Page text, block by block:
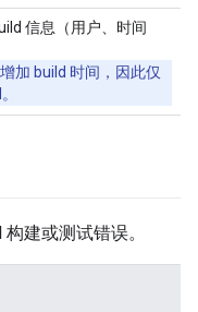
信息（用户、时间
加 build 时间，因此仅
建或测试错误。